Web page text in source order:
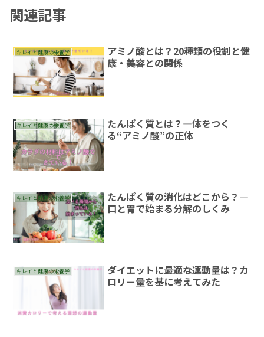
関連記事
キレイと健康の栄養学
アミノ酸とは？20種類の役割と健
康・美容との関係
キレイと健康の栄養学
たんぱく質とは？―体をつく
る“アミノ酸”の正体
キレイと健康の栄養学
たんぱく質の消化はどこから？―
口と胃で始まる分解のしくみ
キレイと健康の栄養学
ダイエットに最適な運動量は？カ
ロリー量を基に考えてみた